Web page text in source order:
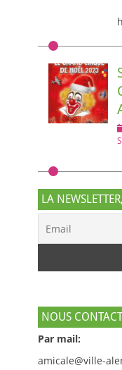
LA
NOUS
Par mail:
amicale@ville-